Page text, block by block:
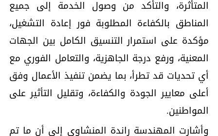
المتأثرة، والتأكد من وصول الخدمة إلى جميع
المناطق بالكفاءة المطلوبة فور إعادة التشغيل،
مؤكدة على استمرار التنسيق الكامل بين الجهات
المعنية، ورفع درجة الجاهزية، والتعامل الفوري مع
أي تحديات قد تطرأ، بما يضمن تنفيذ الأعمال وفق
أعلى معايير الجودة والكفاءة، وتقليل التأثير على
المواطنين.
وأشارت المهندسة راندة المنشاوي إلى أن ما تم